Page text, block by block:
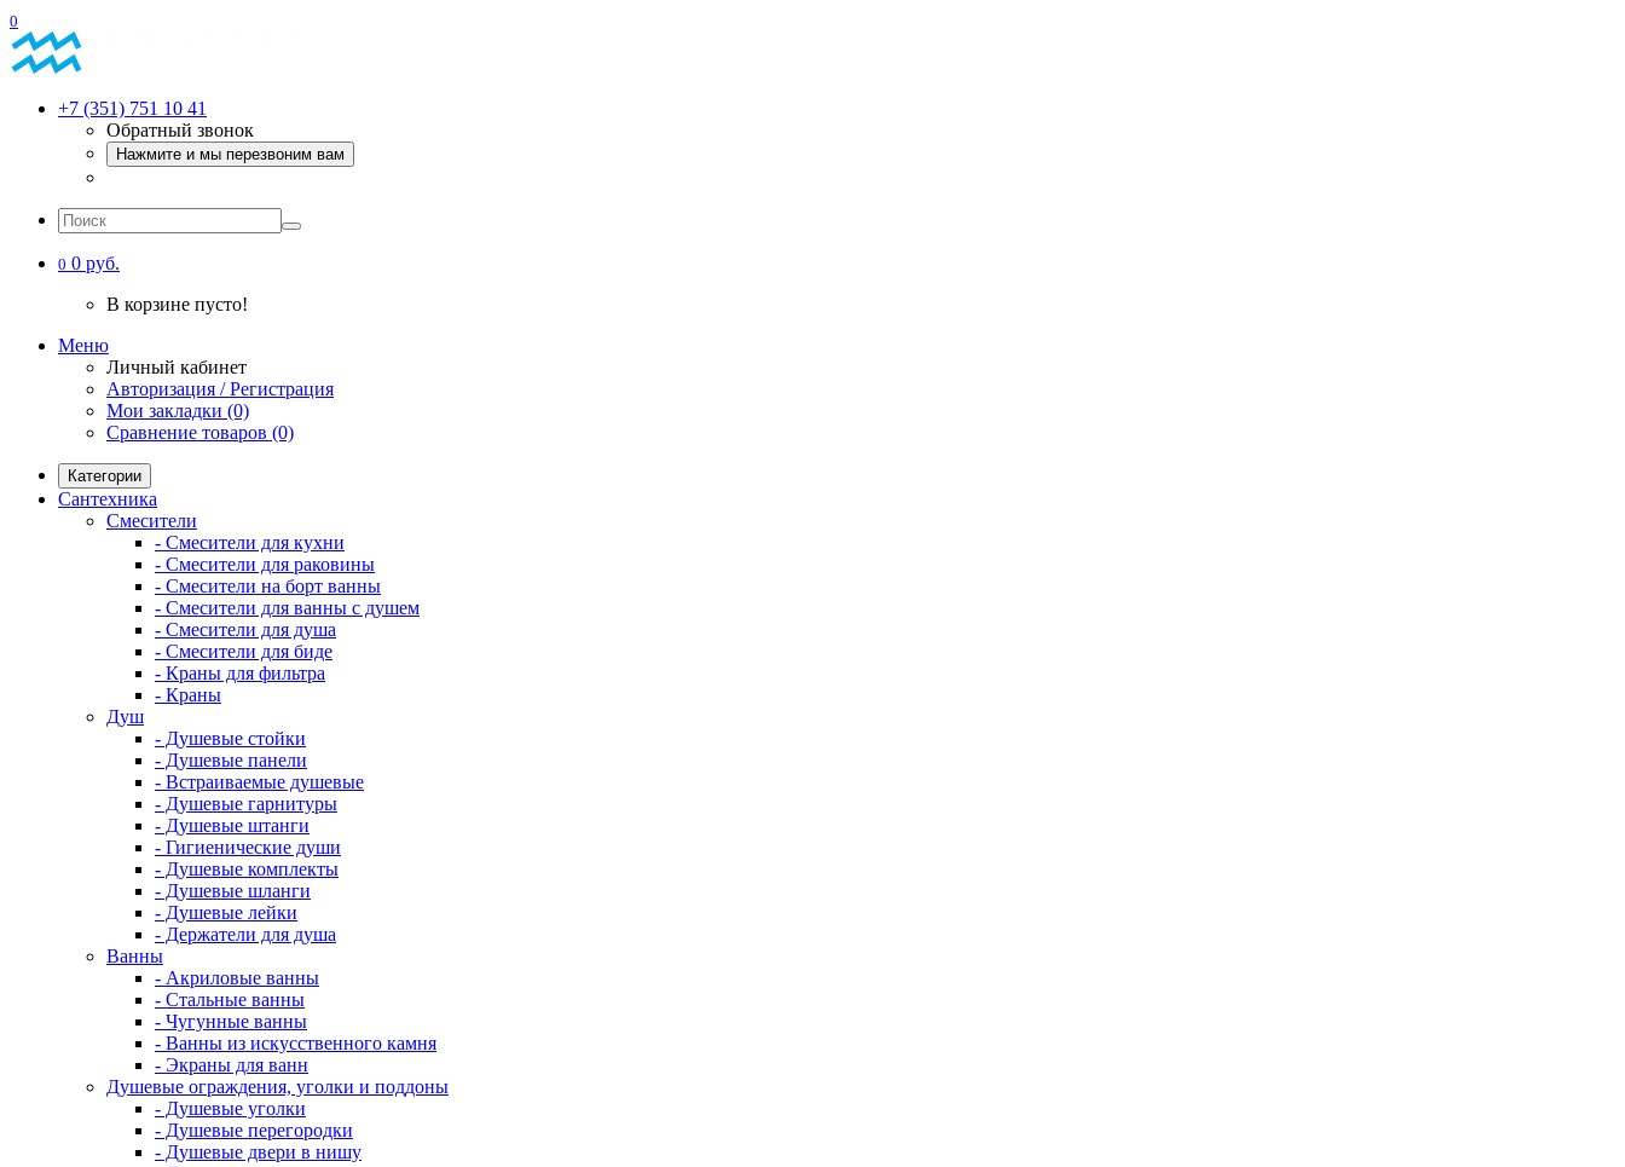
0
+7 (351) 751 10 41
Обратный звонок
Нажмите и мы перезвоним вам
0 0 руб.
В корзине пусто!
Меню
Личный кабинет
Авторизация / Регистрация
Мои закладки (0)
Сравнение товаров (0)
Категории
Сантехника
Смесители
- Смесители для кухни
- Смесители для раковины
- Смесители на борт ванны
- Смесители для ванны с душем
- Смесители для душа
- Смесители для биде
- Краны для фильтра
- Краны
Душ
- Душевые стойки
- Душевые панели
- Встраиваемые душевые
- Душевые гарнитуры
- Душевые штанги
- Гигиенические души
- Душевые комплекты
- Душевые шланги
- Душевые лейки
- Держатели для душа
Ванны
- Акриловые ванны
- Стальные ванны
- Чугунные ванны
- Ванны из искусственного камня
- Экраны для ванн
Душевые ограждения, уголки и поддоны
- Душевые уголки
- Душевые перегородки
- Душевые двери в нишу